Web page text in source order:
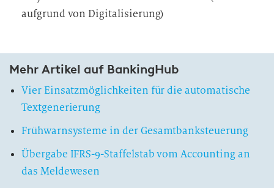
aufgrund von Digitalisierung)
Mehr Artikel auf BankingHub
Vier Einsatzmöglichkeiten für die automatische
Textgenerierung
Frühwarnsysteme in der Gesamtbanksteuerung
Übergabe IFRS-9-Staffelstab vom Accounting an
das Meldewesen